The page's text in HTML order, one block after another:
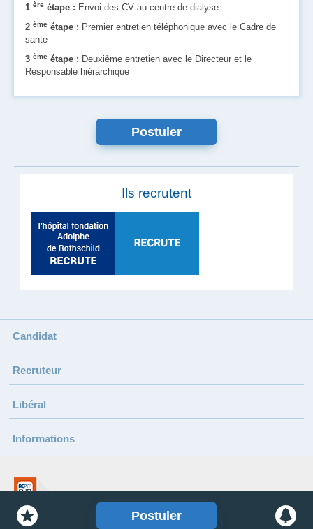
1 ère étape : Envoi des CV au centre de dialyse
2 ème étape : Premier entretien téléphonique avec le Cadre de
santé
3 ème étape : Deuxième entretien avec le Directeur et le
Responsable hiérarchique
Postuler
Sauvegarder cette offrePostuler
Ils recrutent
Candidat
Recruteur
Libéral
Informations